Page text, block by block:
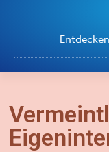
Entdecken